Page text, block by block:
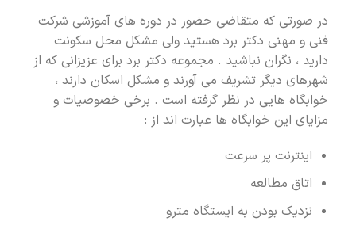
در صورتی که متقاضی حضور در دوره های آموزشی شرکت
فنی و مهنی دکتر برد هستید ولی مشکل محل سکونت
دارید ، نگران نباشید . مجموعه دکتر برد برای عزیزانی که از
شهرهای دیگر تشریف می آورند و مشکل اسکان دارند ،
خوابگاه هایی در نظر گرفته است . برخی خصوصیات و
مزایای این خوابگاه ها عبارت اند از :
اینترنت پر سرعت
اتاق مطالعه
نزدیک بودن به ایستگاه مترو